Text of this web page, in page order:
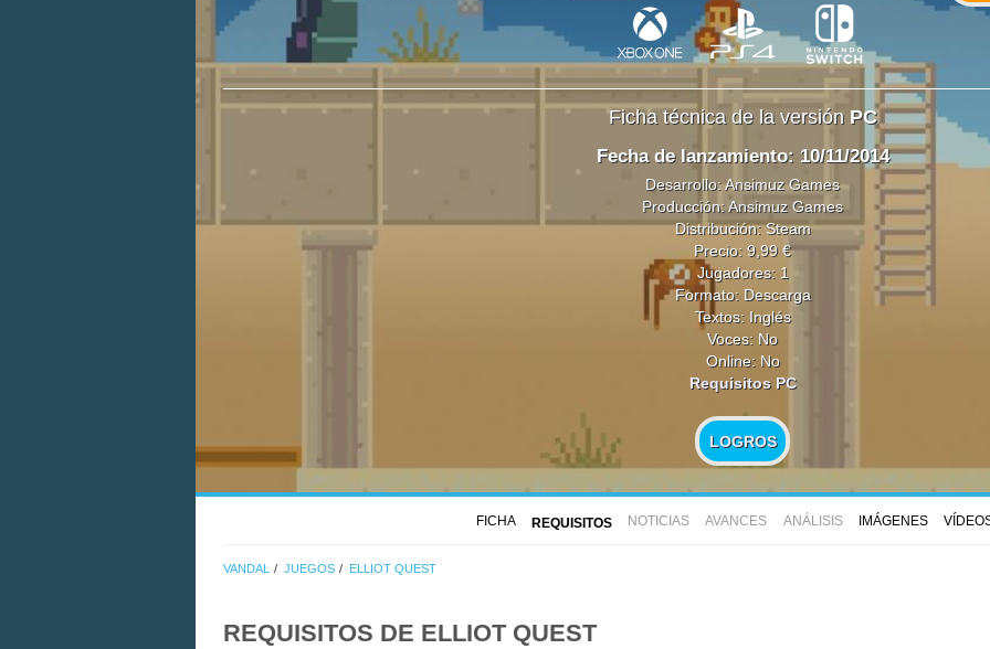
Ficha técnica de la versión PC
Fecha de lanzamiento: 10/11/2014
Desarrollo: Ansimuz Games
Producción: Ansimuz Games
Distribución: Steam
Precio: 9,99 €
Jugadores: 1
Formato: Descarga
Textos: Inglés
Voces: No
Online: No
Requisitos PC
LOGROS
FICHA REQUISITOS NOTICIAS AVANCES ANÁLISIS IMÁGENES
VANDAL JUEGOS ELLIOT QUEST
REQUISITOS DE ELLIOT QUEST